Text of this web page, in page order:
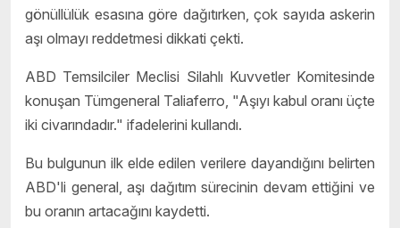
gönüllülük esasına göre dağıtırken, çok sayıda askerin
aşı olmayı reddetmesi dikkati çekti.
ABD Temsilciler Meclisi Silahlı Kuvvetler Komitesinde
konuşan Tümgeneral Taliaferro, "Aşıyı kabul oranı üçte
iki civarındadır." ifadelerini kullandı.
Bu bulgunun ilk elde edilen verilere dayandığını belirten
ABD'li general, aşı dağıtım sürecinin devam ettiğini ve
bu oranın artacağını kaydetti.